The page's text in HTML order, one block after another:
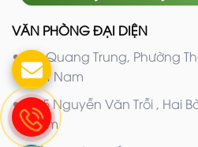
VĂN PHÒNG ĐẠI DIỆN
20 Quang Trung, Phường
Việt Nam
205 Nguyễn Văn Trỗi , Hai
Nam